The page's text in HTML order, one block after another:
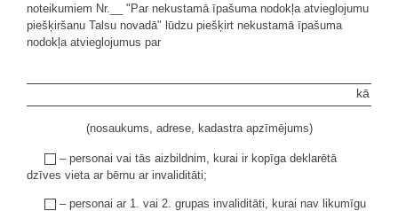
noteikumiem Nr.__ "Par nekustamā īpašuma nodokļa atvieglojumu
piešķiršanu Talsu novadā" lūdzu piešķirt nekustamā īpašuma
nodokļa atvieglojumus par
kā
(nosaukums, adrese, kadastra apzīmējums)
– personai vai tās aizbildnim, kurai ir kopīga deklarētā
dzīves vieta ar bērnu ar invaliditāti;
– personai ar 1. vai 2. grupas invaliditāti, kurai nav likumīgu